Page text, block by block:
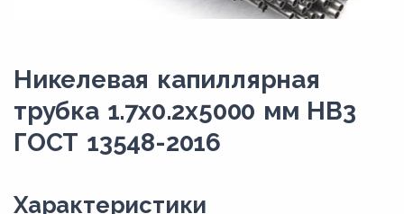
Никелевая капиллярная
трубка 1.7х0.2х5000 мм НВ3
ГОСТ 13548-2016
Xарактеристики